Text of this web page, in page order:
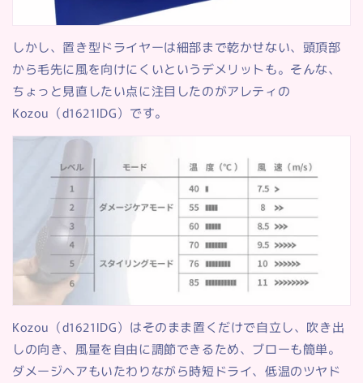
しかし、置き型ドライヤーは細部まで乾かせない、頭頂部
から毛先に風を向けにくいというデメリットも。そんな、
ちょっと見直したい点に注目したのがアレティの
Kozou （d1621IDG）です。
Kozou （d1621IDG）はそのまま置くだけで自立し、吹き出
しの向き、風量を自由に調節できるため、ブローも簡単。
ダメージヘアもいたわりながら時短ドライ、低温のツヤド